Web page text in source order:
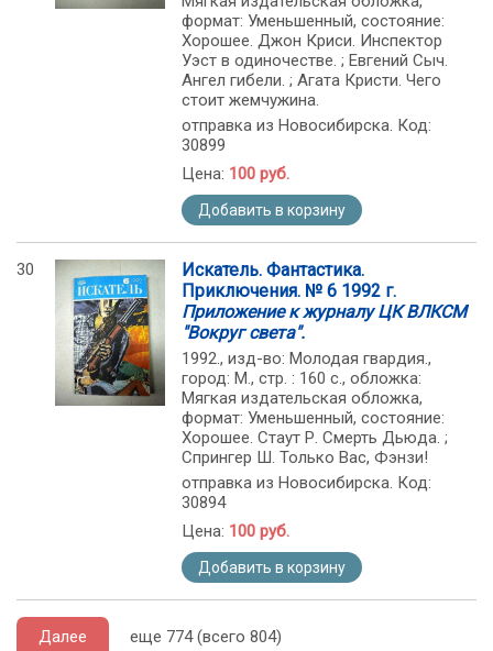
формат: Уменьшенный, состояние:
Хорошее. Джон Криси. Инспектор
Уэст в одиночестве. ; Евгений Сыч.
Ангел гибели. ; Агата Кристи. Чего
стоит жемчужина.
отправка из Новосибирска. Код:
30899
Цена: 100 руб.
Добавить в корзину
30
Искатель. Фантастика.
Приключения. № 6 1992 г.
Приложение к журналу ЦК ВЛКСМ
"Вокруг света".
1992., изд-во: Молодая гвардия.,
город: М., стр. : 160 с., обложка:
Мягкая издательская обложка,
формат: Уменьшенный, состояние:
Хорошее. Стаут Р. Смерть Дьюда. ;
Спрингер Ш. Только Вас, Фэнзи!
отправка из Новосибирска. Код:
30894
Цена: 100 руб.
Добавить в корзину
Далее еще 774 (всего 804)